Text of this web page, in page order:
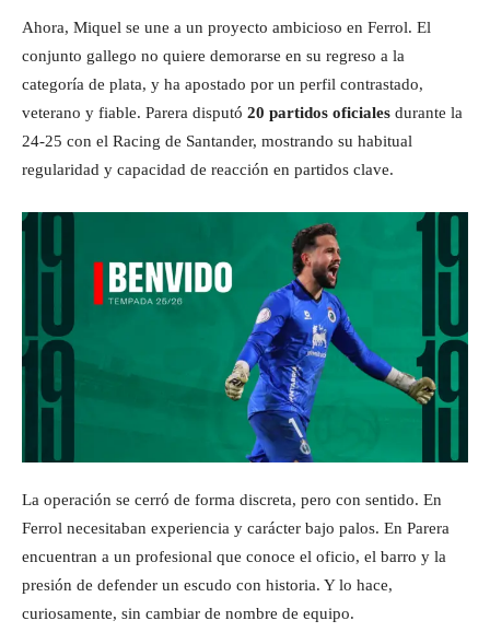
Ahora, Miquel se une a un proyecto ambicioso en Ferrol. El
conjunto gallego no quiere demorarse en su regreso a la
categoría de plata, y ha apostado por un perfil contrastado,
veterano y fiable. Parera disputó 20 partidos oficiales durante la
24-25 con el Racing de Santander, mostrando su habitual
regularidad y capacidad de reacción en partidos clave.
La operación se cerró de forma discreta, pero con sentido. En
Ferrol necesitaban experiencia y carácter bajo palos. En Parera
encuentran a un profesional que conoce el oficio, el barro y la
presión de defender un escudo con historia. Y lo hace,
curiosamente, sin cambiar de nombre de equipo.